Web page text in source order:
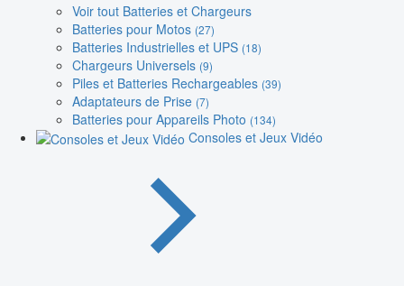
Voir tout Batteries et Chargeurs
Batteries pour Motos (27)
Batteries Industrielles et UPS (18)
Chargeurs Universels (9)
Piles et Batteries Rechargeables (39)
Adaptateurs de Prise (7)
Batteries pour Appareils Photo (134)
Consoles et Jeux Vidéo